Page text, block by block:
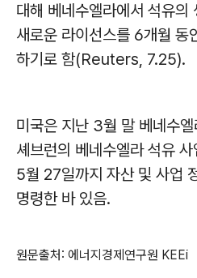
대해 베네수엘라에서 석유의
새로운 라이선스를 6개월 동
하기로 함(Reuters, 7.25).
미국은 지난 3월 말 베네수
셰브런의 베네수엘라 석유
5월 27일까지 자산 및 사업
명령한 바 있음.
원문출처: 에너지경제연구원 KEEi